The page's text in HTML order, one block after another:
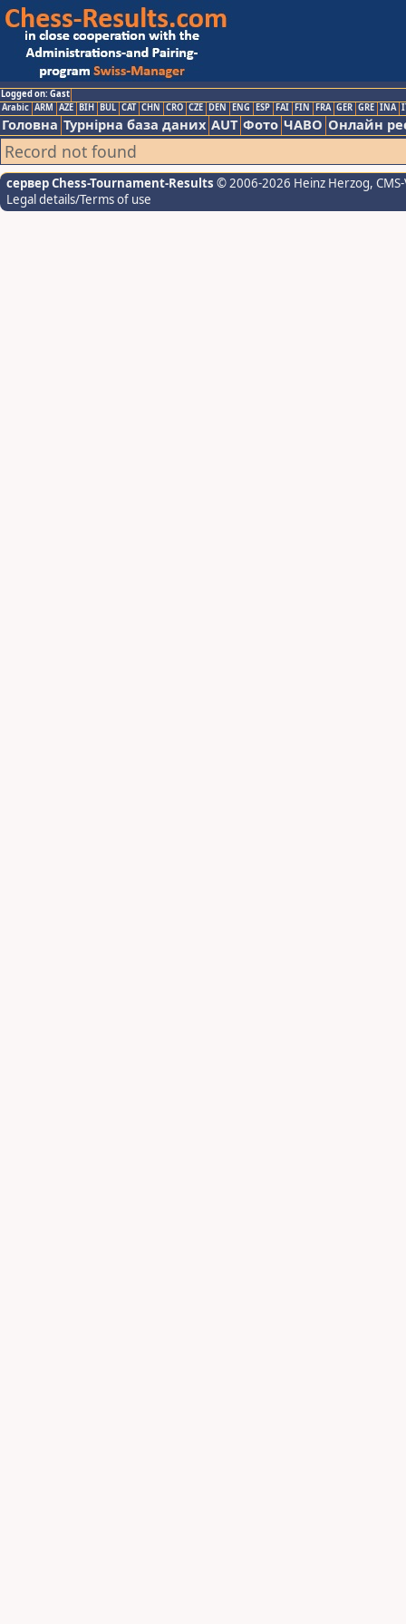
Logged on: Gast
Arabic ARM AZE BIH BUL CAT CHN CRO CZE DEN ENG ESP FAI FIN FRA GER GRE INA
Головна Турнірна база даних AUT Фото ЧАВО Онлайн
Record not found
сервер Chess-Tournament-Results © 2006-2026 Heinz Herzog,
Legal details/Terms of use